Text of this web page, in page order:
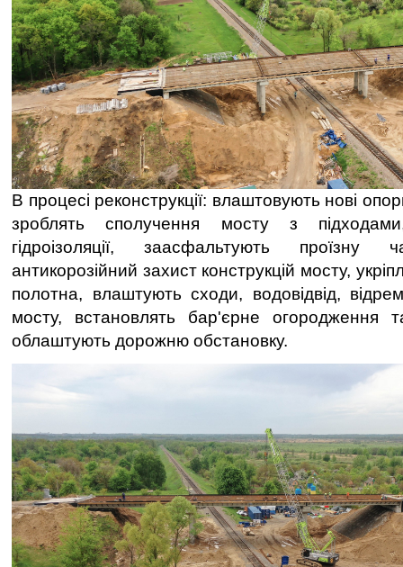
В процесі реконструкції: влаштовують нові
зроблять сполучення мосту з
гідроізоляції, заасфальтують проїзну
антикорозійний захист конструкцій мосту,
полотна, влаштують сходи, водовідвід,
мосту, встановлять бар'єрне огородження
облаштують дорожню обстановку.